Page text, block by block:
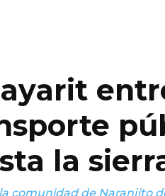
la
comunidad de Naranjito